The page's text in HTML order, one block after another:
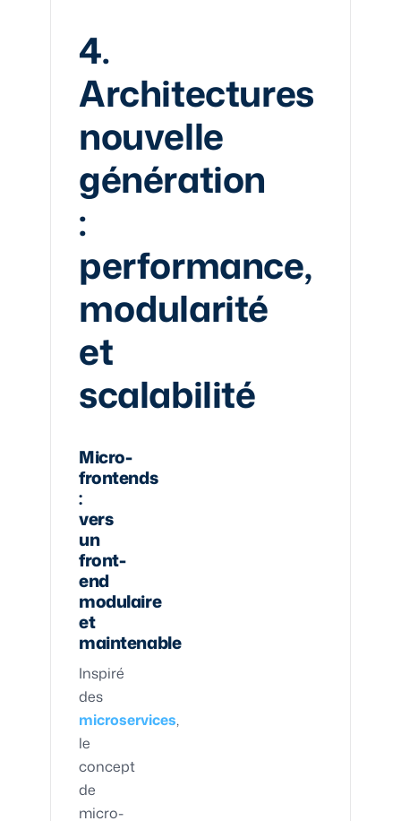
4.
Architectures
nouvelle
génération
:
performance,
modularité
et
scalabilité
Micro-
frontends
:
vers
un
front-
end
modulaire
et
maintenable
Inspiré
des
microservices,
le
concept
de
micro-